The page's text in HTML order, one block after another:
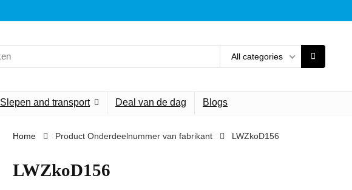
All categories
Slepen and transport Deal van de dag Blogs
Home Product Onderdeelnummer van fabrikant ‎LWZkoD156
‎LWZkoD156